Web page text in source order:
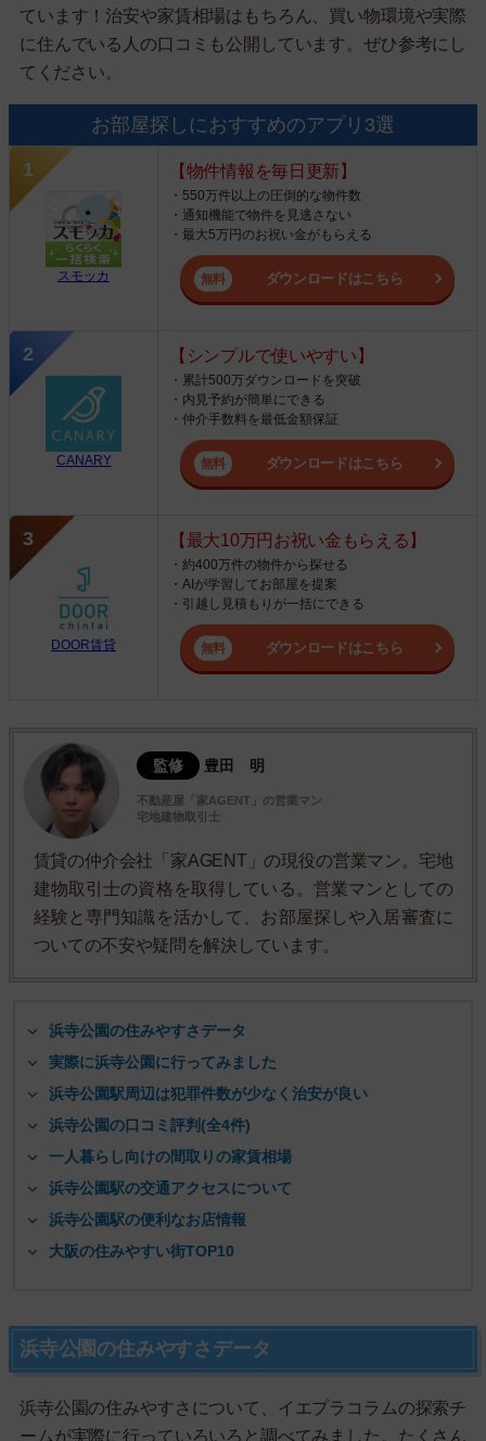
ています！治安や家賃相場はもちろん、買い物環境や実際
に住んでいる人の口コミも公開しています。ぜひ参考にし
てください。
お部屋探しにおすすめのアプリ3選
スモッカ
【物件情報を毎日更新】
・550万件以上の圧倒的な物件数
・通知機能で物件を見逃さない
・最大5万円のお祝い金がもらえる
ダウンロードはこちら
CANARY
【シンプルで使いやすい】
・累計500万ダウンロードを突破
・内見予約が簡単にできる
・仲介手数料を最低金額保証
ダウンロードはこちら
DOOR賃貸
【最大10万円お祝い金もらえる】
・約400万件の物件から探せる
・AIが学習してお部屋を提案
・引越し見積もりが一括にできる
ダウンロードはこちら
監修 豊田 明
不動産屋「家AGENT」の営業マン
宅地建物取引士
賃貸の仲介会社「家AGENT」の現役の営業マン。宅地
建物取引士の資格を取得している。営業マンとしての
経験と専門知識を活かして、お部屋探しや入居審査に
ついての不安や疑問を解決しています。
浜寺公園の住みやすさデータ
実際に浜寺公園に行ってみました
浜寺公園駅周辺は犯罪件数が少なく治安が良い
浜寺公園の口コミ評判(全4件)
一人暮らし向けの間取りの家賃相場
浜寺公園駅の交通アクセスについて
浜寺公園駅の便利なお店情報
大阪の住みやすい街TOP10
浜寺公園の住みやすさデータ
浜寺公園の住みやすさについて、イエプラコラムの探索チ
ームが実際に行っていろいろと調べてみました。たくさん